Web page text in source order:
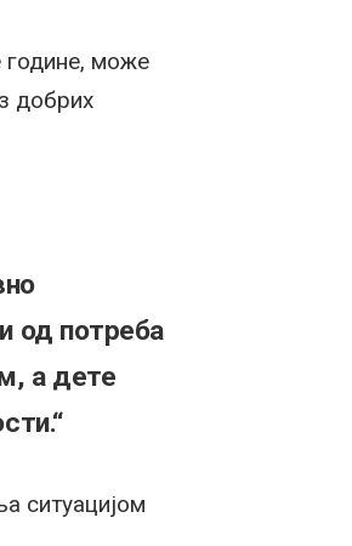
године, може
добрих
од потреба
а дете
ситуацијом